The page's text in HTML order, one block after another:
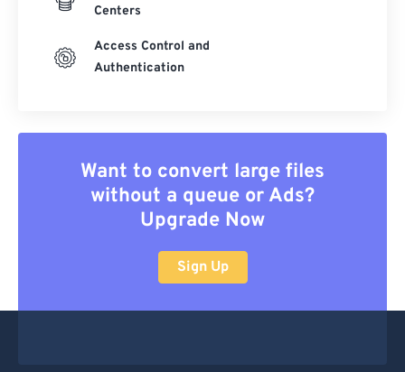
Centers
Access Control and
Authentication
Want to convert large files
without a queue or Ads?
Upgrade Now
Sign Up